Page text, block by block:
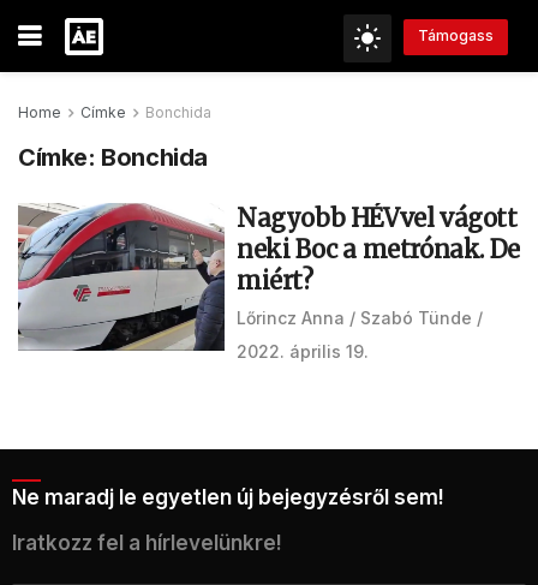
Támogass
Home Címke Bonchida
Címke: Bonchida
Nagyobb HÉVvel vágott
neki Boc a metrónak. De
miért?
Lőrincz Anna
Szabó Tünde
2022. április 19.
Ne maradj le egyetlen új bejegyzésről sem!
Iratkozz fel a hírlevelünkre!